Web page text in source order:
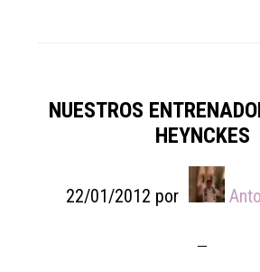
NUESTROS
HEYNCKES
22/01/2012 por